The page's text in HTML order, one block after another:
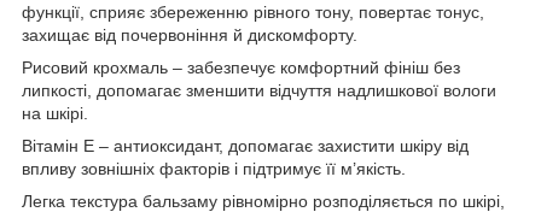
функції, сприяє збереженню рівного тону, повертає тонус,
захищає від почервоніння й дискомфорту.
Рисовий крохмаль – забезпечує комфортний фініш без
липкості, допомагає зменшити відчуття надлишкової вологи
на шкірі.
Вітамін Е – антиоксидант, допомагає захистити шкіру від
впливу зовнішніх факторів і підтримує її м’якість.
Легка текстура бальзаму рівномірно розподіляється по шкірі,